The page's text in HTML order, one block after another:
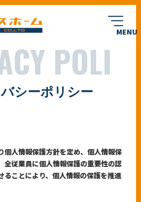
報
施工実績
WORKS
施工までの流れ
FLOW
シーポリシー
CY POLI
個人情報保護方針を定め、個人情報保
全従業員に個人情報保護の重要性の認
ることにより、個人情報の保護を推進